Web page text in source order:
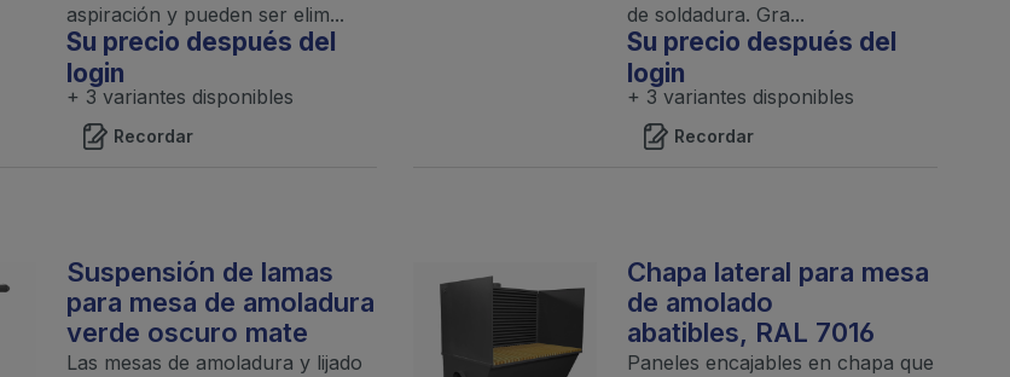
aspiración y pueden ser elim...
Su precio después del
login
+ 3 variantes disponibles
Recordar
de soldadura. Gra...
Su precio después del
login
+ 3 variantes disponibles
Recordar
Suspensión de lamas
para mesa de amoladura
verde oscuro mate
Las mesas de amoladura y lijado
Chapa lateral para mesa
de amolado
abatibles, RAL 7016
Paneles encajables en chapa que